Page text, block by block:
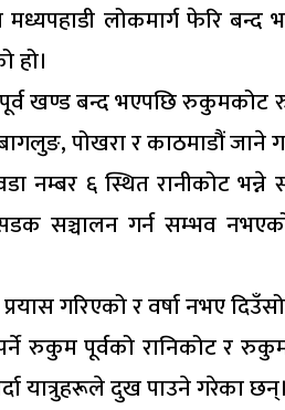
मध्यपहाडी लोकमार्ग फेरि
हो।
खण्ड बन्द भएपछि रुकुमकोट
पोखरा र काठमाडौं जाने
नम्बर ६ स्थित रानीकोट
सञ्चालन गर्न सम्भव
गरिएको र वर्षा नभए
रुकुम पूर्वको रानिकोट र
यात्रुहरूले दुख पाउने गरेका छन्।